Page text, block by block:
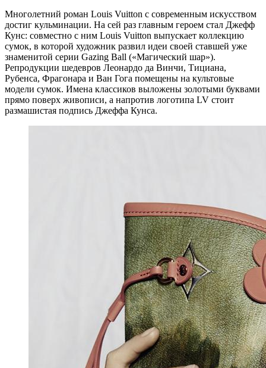
Многолетний роман Louis Vuitton с современным искусством
достиг кульминации. На сей раз главным героем стал Джефф
Кунс: совместно с ним Louis Vuitton выпускает коллекцию
сумок, в которой художник развил идеи своей ставшей уже
знаменитой серии Gazing Ball («Магический шар»).
Репродукции шедевров Леонардо да Винчи, Тициана,
Рубенса, Фрагонара и Ван Гога помещены на культовые
модели сумок. Имена классиков выложены золотыми буквами
прямо поверх живописи, а напротив логотипа LV стоит
размашистая подпись Джеффа Кунса.